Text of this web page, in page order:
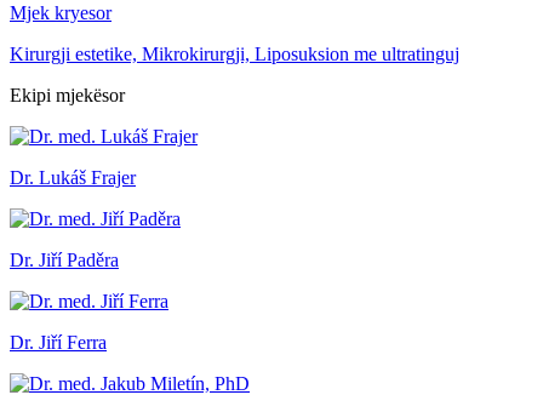
Mjek kryesor
Kirurgji estetike, Mikrokirurgji, Liposuksion me ultratinguj
Ekipi mjekësor
Dr. Lukáš Frajer
Dr. Jiří Paděra
Dr. Jiří Ferra